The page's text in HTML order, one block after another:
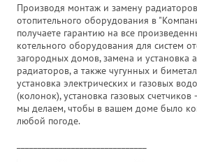
Производя монтаж и замену
отопительного оборудования в
получаете гарантию на все
котельного оборудования для систем
загородных домов, замена и установка
радиаторов, а также чугунных и
установка электрических и газовых
(колонок), установка газовых
мы делаем, чтобы в вашем доме было
любой погоде.